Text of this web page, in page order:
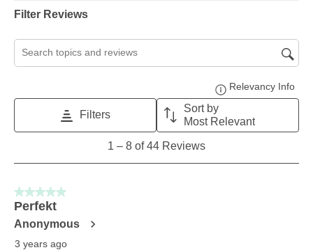
Filter Reviews
Search topics and reviews search region
Relevancy Info
Filters
Sort by
Most Relevant
of
44
Reviews
.
1 – 8 of 44 Reviews
5 out of 5 stars.
Perfekt
Anonymous
3 years ago